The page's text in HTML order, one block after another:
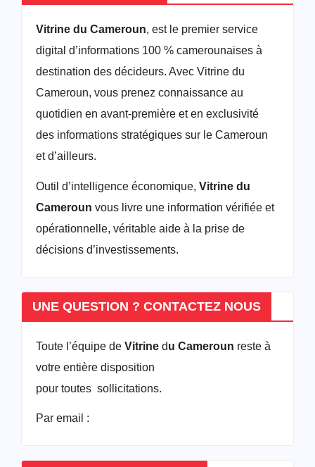
Vitrine du Cameroun, est le premier service
digital d’informations 100 % camerounaises à
destination des décideurs. Avec Vitrine du
Cameroun, vous prenez connaissance au
quotidien en avant-première et en exclusivité
des informations stratégiques sur le Cameroun
et d’ailleurs.
Outil d’intelligence économique, Vitrine du
Cameroun vous livre une information vérifiée et
opérationnelle, véritable aide à la prise de
décisions d’investissements.
UNE QUESTION ? CONTACTEZ NOUS
Toute l’équipe de Vitrine du Cameroun reste à
votre entière disposition
pour toutes sollicitations.
Par email :